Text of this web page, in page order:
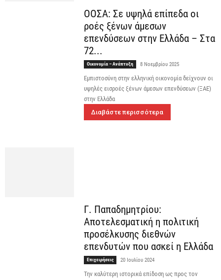
ΟΟΣΑ: Σε υψηλά επίπεδα οι
ροές ξένων άμεσων
επενδύσεων στην Ελλάδα – Στα
72...
Οικονομία – Ανάπτυξη 8 Νοεμβρίου 2025
Εμπιστοσύνη στην ελληνική οικονομία δείχνουν οι
υψηλές εισροές ξένων άμεσων επενδύσεων (ΞΑΕ)
στην Ελλάδα
Διαβάστε περισσότερα
Γ. Παπαδημητρίου:
Αποτελεσματική η πολιτική
προσέλκυσης διεθνών
επενδυτών που ασκεί η Ελλάδα
Επιχειρήσεις 20 Ιουλίου 2024
Την καλύτερη ιστορικά επίδοση ως προς τον